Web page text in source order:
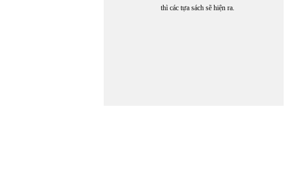
thì các tựa sách sẽ hiện ra.